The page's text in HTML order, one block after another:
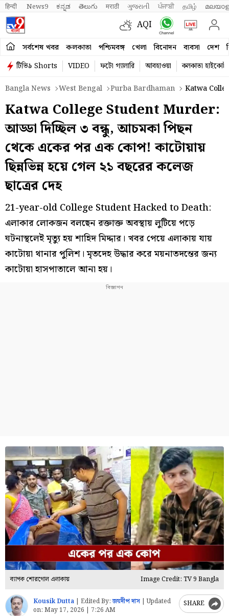
हिन्दी News9 ಕನ್ನಡ తెలుగు मराठी ગુજરાતી ਪੰਜਾਬੀ தமிழ்
AQI
সর্বশেষ খবর কলকাতা পশ্চিমবঙ্গ খেলা বিনোদন ব্যবসা দেশ
টিভি৯ Shorts VIDEO ফটো গ্যালারি আবহাওয়া
কলকাতা হাইকোর্ট
Bangla News
West Bengal Purba Bardhaman Katwa
Katwa College Student Murder:
আড্ডা দিচ্ছিল ৩ বন্ধু, আচমকা পিছন
থেকে একের পর এক কোপ! কাটোয়ায়
ছিন্নভিন্ন হয়ে গেল ২১ বছরের কলেজ
ছাত্রের দেহ
21-year-old College Student Hacked to Death:
এলাকার লোকজন বলছেন রক্তাক্ত অবস্থায় লুটিয়ে পড়ে
ঘটনাস্থলেই মৃত্যু হয় শাহিদ মিদ্দার। খবর পেয়ে এলাকায় যায়
কাটোয়া থানার পুলিশ। মৃতদেহ উদ্ধার করে ময়নাতদন্তের জন্য
কাটোয়া হাসপাতালে আনা হয়।
ব্যাপক শোরগোল এলাকায় Image Credit: TV 9 Bangla
Kousik Dutta Edited By:জয়দীপ দাস |Updated
on: May 17, 2026 | 7:26 AM
SHARE